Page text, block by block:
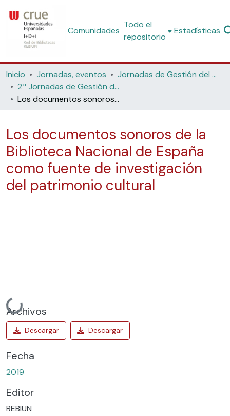
Comunidades
Todo el
repositorio
Estadísticas
Inicio Jornadas, eventos
Jornadas de Gestión del Patrimonio Bibliográfico
2ª Jornadas de Gestión del Patrimonio Bibliográfico (Universidade de Santiago de Compostela, 2019)
Los documentos sonoros de la Biblioteca Nacional de España como fuente de investigación del patrimonio cultural
Los documentos sonoros de la
Biblioteca Nacional de España
como fuente de investigación
del patrimonio cultural
Cargando...
Archivos
Fecha
2019
Editor
REBIUN